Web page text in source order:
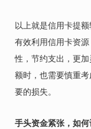
以上就是信用卡提
有效利用信用卡资
性，节约支出，更
额时，也需要慎重
要的损失。
手头资金紧张，如何